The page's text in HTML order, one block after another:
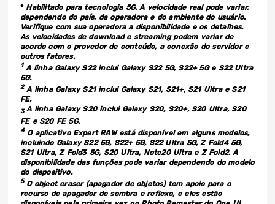
* Habilitado para tecnologia 5G. A velocidade real pode variar,
dependendo do país, da operadora e do ambiente do usuário.
Verifique com sua operadora a disponibilidade e os detalhes.
As velocidades de download e streaming podem variar de
acordo com o provedor de conteúdo, a conexão do servidor e
outros fatores.
1 A linha Galaxy S22 inclui Galaxy S22 5G, S22+ 5G e S22 Ultra
5G.
2A linha Galaxy S21 inclui Galaxy S21, S21+, S21 Ultra e S21
FE.
3A linha Galaxy S20 inclui Galaxy S20, S20+, S20 Ultra, S20
FE e S20 FE 5G.
4O aplicativo Expert RAW está disponível em alguns modelos,
incluindo Galaxy S22 5G, S22+ 5G, S22 Ultra 5G, Z Fold4 5G,
S21 Ultra, Z Fold3 5G, S20 Ultra, Note20 Ultra e Z Fold2. A
disponibilidade das funções pode variar dependendo do modelo
do dispositivo.
5O object eraser (apagador de objetos) tem apoio para o
recurso de apagador de sombra e reflexo, e eles estão